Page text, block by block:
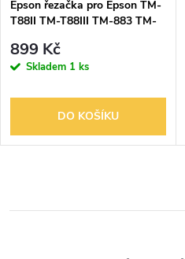
Epson řezačka pro Epson TM-
T88II TM-T88III TM-883 TM-
80 mm
899 Kč
Skladem 1 ks
DO KOŠÍKU